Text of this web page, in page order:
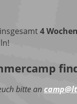
4
bitte an